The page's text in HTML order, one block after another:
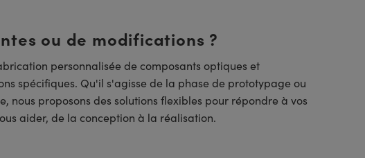
ou de modifications ?
personnalisée de composants optiques et
spécifiques. Qu'il s'agisse de la phase de prototypage ou
proposons des solutions flexibles pour répondre à vos
aider, de la conception à la réalisation.